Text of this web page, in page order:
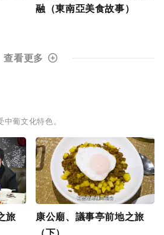
融（東南亞美食故事）
查看更多
葡文化特色。
旅
康公廟、議事亭前地之旅